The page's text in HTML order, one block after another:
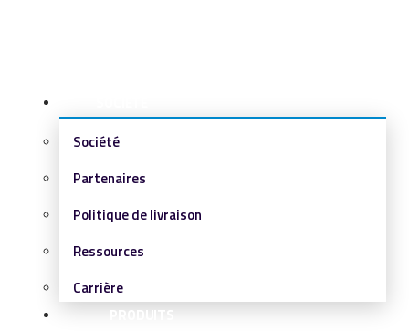
Société
Partenaires
Politique de livraison
Ressources
Carrière
PRODUITS